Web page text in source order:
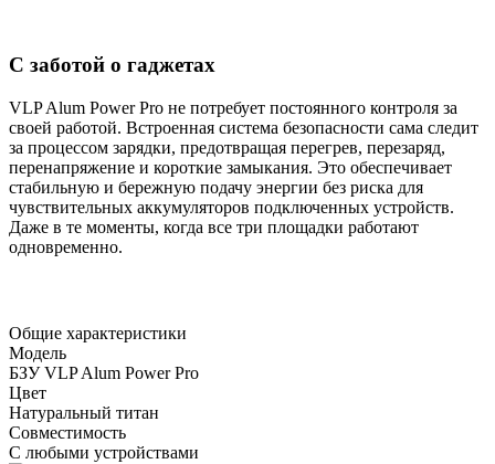
С заботой о гаджетах
VLP Alum Power Pro не потребует постоянного контроля за
своей работой. Встроенная система безопасности сама следит
за процессом зарядки, предотвращая перегрев, перезаряд,
перенапряжение и короткие замыкания. Это обеспечивает
стабильную и бережную подачу энергии без риска для
чувствительных аккумуляторов подключенных устройств.
Даже в те моменты, когда все три площадки работают
одновременно.
Общие характеристики
Модель
БЗУ VLP Alum Power Pro
Цвет
Натуральный титан
Совместимость
С любыми устройствами